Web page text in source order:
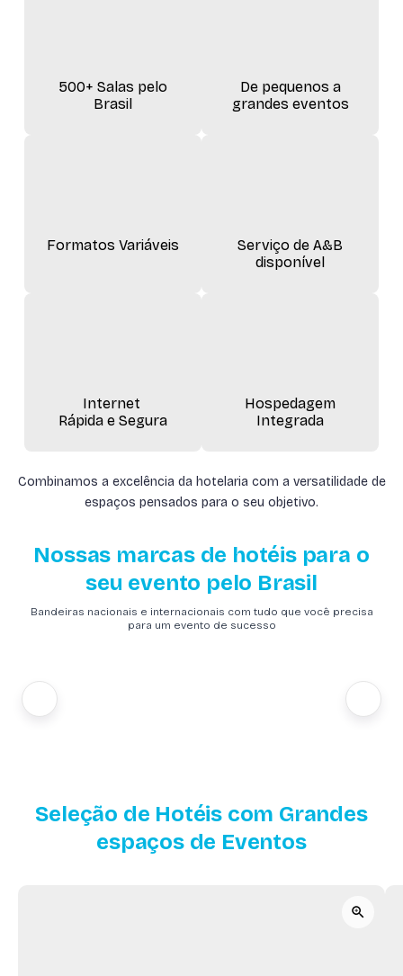
500+ Salas pelo
Brasil
De pequenos a
grandes eventos
Formatos Variáveis
Serviço de A&B
disponível
Internet
Rápida e Segura
Hospedagem
Integrada
Combinamos a excelência da hotelaria com a versatilidade de
espaços pensados para o seu objetivo.
Nossas marcas de hotéis para o
seu evento pelo Brasil
Bandeiras nacionais e internacionais com tudo que você precisa
para um evento de sucesso
Seleção de Hotéis com Grandes
espaços de Eventos